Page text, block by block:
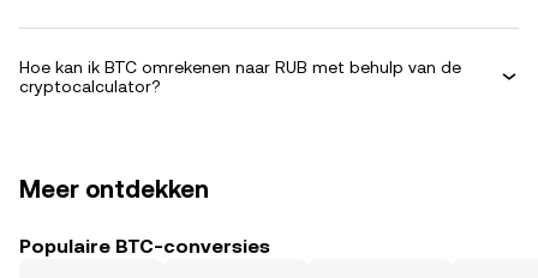
Hoe kan ik BTC omrekenen naar RUB met behulp van de
cryptocalculator?
Meer ontdekken
Populaire BTC-conversies